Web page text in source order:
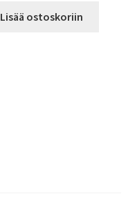
Lisää ostoskoriin